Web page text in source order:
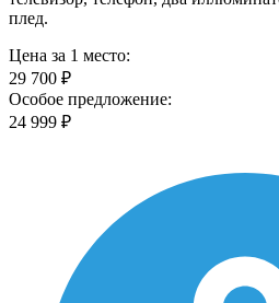
плед.
Цена за 1 место:
29 700 ₽
Особое предложение:
24 999 ₽